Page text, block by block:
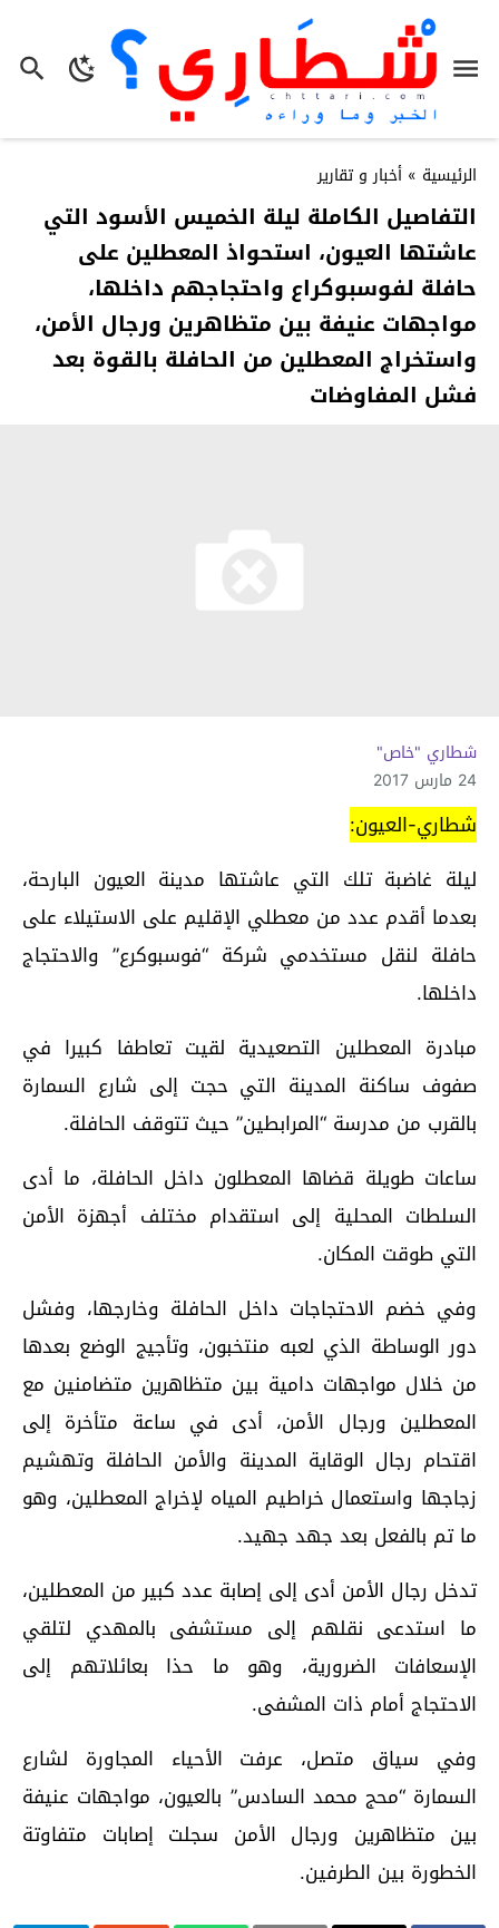
الرئيسية » أخبار و تقارير
التفاصيل الكاملة ليلة الخميس الأسود التي
عاشتها العيون، استحواذ المعطلين على
حافلة لفوسبوكراع واحتجاجهم داخلها،
مواجهات عنيفة بين متظاهرين ورجال الأمن،
واستخراج المعطلين من الحافلة بالقوة بعد
فشل المفاوضات
شطاري "خاص"
24 مارس 2017
شطاري-العيون:
ليلة غاضبة تلك التي عاشتها مدينة العيون البارحة،
بعدما أقدم عدد من معطلي الإقليم على الاستيلاء على
حافلة لنقل مستخدمي شركة “فوسبوكرع” والاحتجاج
داخلها.
مبادرة المعطلين التصعيدية لقيت تعاطفا كبيرا في
صفوف ساكنة المدينة التي حجت إلى شارع السمارة
بالقرب من مدرسة “المرابطين” حيث تتوقف الحافلة.
ساعات طويلة قضاها المعطلون داخل الحافلة، ما أدى
السلطات المحلية إلى استقدام مختلف أجهزة الأمن
التي طوقت المكان.
وفي خضم الاحتجاجات داخل الحافلة وخارجها، وفشل
دور الوساطة الذي لعبه منتخبون، وتأجيج الوضع بعدها
من خلال مواجهات دامية بين متظاهرين متضامنين مع
المعطلين ورجال الأمن، أدى في ساعة متأخرة إلى
اقتحام رجال الوقاية المدينة والأمن الحافلة وتهشيم
زجاجها واستعمال خراطيم المياه لإخراج المعطلين، وهو
ما تم بالفعل بعد جهد جهيد.
تدخل رجال الأمن أدى إلى إصابة عدد كبير من المعطلين،
ما استدعى نقلهم إلى مستشفى بالمهدي لتلقي
الإسعافات الضرورية، وهو ما حذا بعائلاتهم إلى
الاحتجاج أمام ذات المشفى.
وفي سياق متصل، عرفت الأحياء المجاورة لشارع
السمارة “محج محمد السادس” بالعيون، مواجهات عنيفة
بين متظاهرين ورجال الأمن سجلت إصابات متفاوتة
الخطورة بين الطرفين.